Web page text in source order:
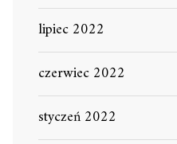
lipiec 2022
czerwiec 2022
styczeń 2022